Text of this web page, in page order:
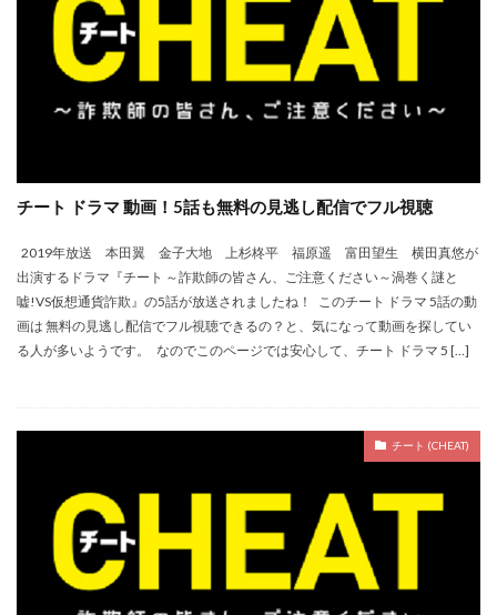
チート ドラマ 動画！5話も無料の見逃し配信でフル視聴
2019年放送 本田翼 金子大地 上杉柊平 福原遥 富田望生 横田真悠が
出演するドラマ『チート ～詐欺師の皆さん、ご注意ください～渦巻く謎と
嘘!VS仮想通貨詐欺』の5話が放送されましたね！ このチート ドラマ 5話の動
画は 無料の見逃し配信でフル視聴できるの？と、気になって動画を探してい
る人が多いようです。 なのでこのページでは安心して、チート ドラマ 5 […]
チート (CHEAT)